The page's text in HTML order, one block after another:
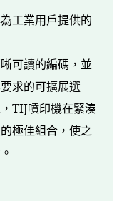
工業用戶提供的
可讀的編碼，並
求的可擴展選
TIJ噴印機在緊湊
極佳組合，使之